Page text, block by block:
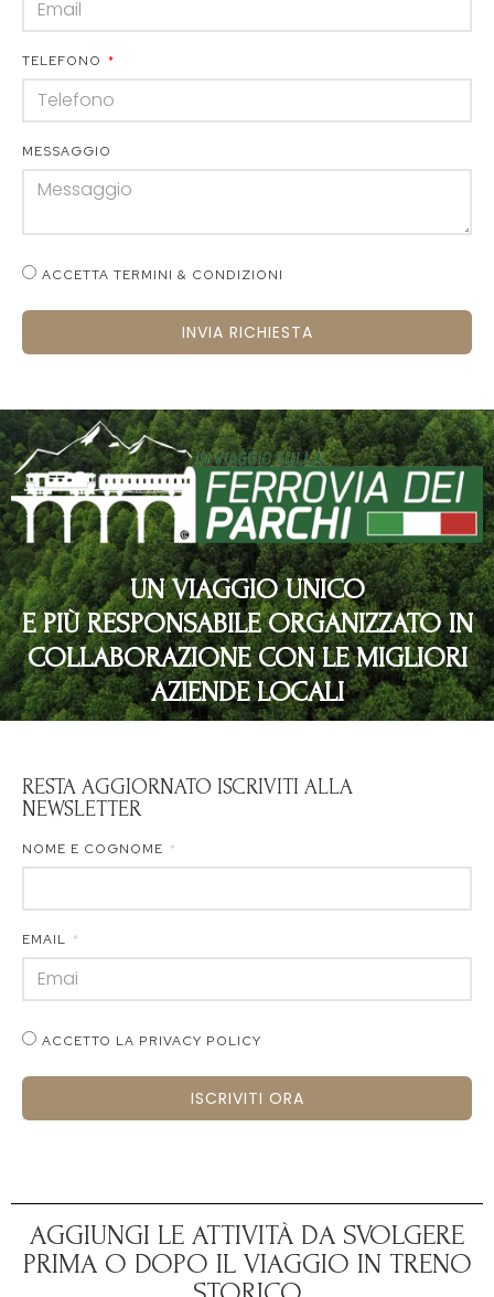
TELEFONO
MESSAGGIO
ACCETTA TERMINI & CONDIZIONI
INVIA RICHIESTA
UN VIAGGIO UNICO
E PIÙ RESPONSABILE ORGANIZZATO IN
COLLABORAZIONE CON LE MIGLIORI
AZIENDE LOCALI
RESTA AGGIORNATO ISCRIVITI ALLA
NEWSLETTER
NOME E COGNOME
EMAIL
ACCETTO LA PRIVACY POLICY
ISCRIVITI ORA
AGGIUNGI LE ATTIVITÀ DA SVOLGERE
PRIMA O DOPO IL VIAGGIO IN TRENO